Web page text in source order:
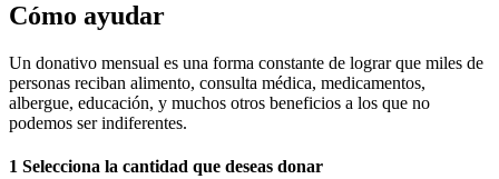
Cómo ayudar
Un donativo mensual es una forma constante de lograr que miles de
personas reciban alimento, consulta médica, medicamentos,
albergue, educación, y muchos otros beneficios a los que no
podemos ser indiferentes.
1 Selecciona la cantidad que deseas donar